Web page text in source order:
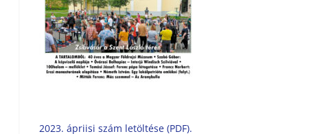
2023. ápriisi szám letöltése (PDF).